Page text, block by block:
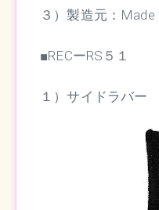
３）製造元：Made
■RECーRS５１
１）サイドラバー